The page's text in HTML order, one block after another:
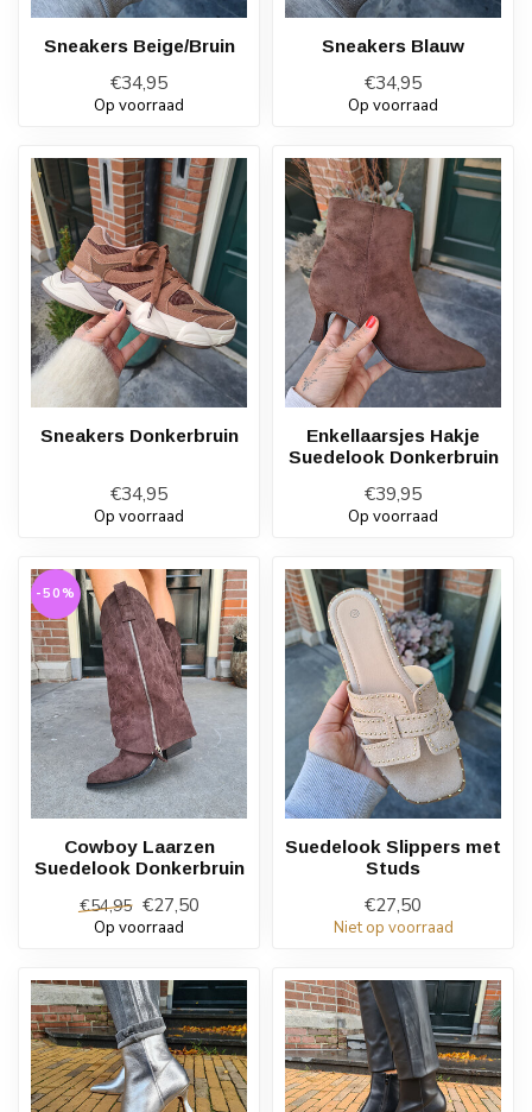
Sneakers Beige/Bruin
€34,95
Op voorraad
Sneakers Blauw
€34,95
Op voorraad
Sneakers Donkerbruin
€34,95
Op voorraad
Enkellaarsjes Hakje
Suedelook Donkerbruin
€39,95
Op voorraad
-50%
Cowboy Laarzen
Suedelook Donkerbruin
€54,95 €27,50
Op voorraad
Suedelook Slippers met
Studs
€27,50
Niet op voorraad